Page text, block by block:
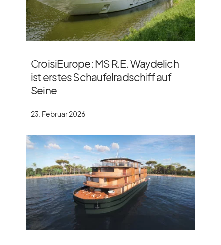
CroisiEurope: MS R.E. Waydelich
ist erstes Schaufelradschiff auf
Seine
23. Februar 2026